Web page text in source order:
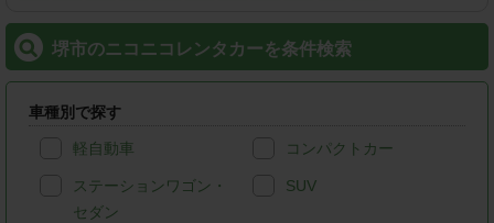
堺市のニコニコレンタカーを条件検索
車種別で探す
軽自動車 コンパクトカー
ステーションワゴン・
セダン
SUV